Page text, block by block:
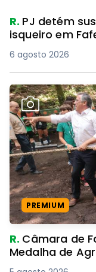
R. PJ detém
isqueiro em
6 agosto 2026
PREMIUM
R. Câmara de
Medalha de